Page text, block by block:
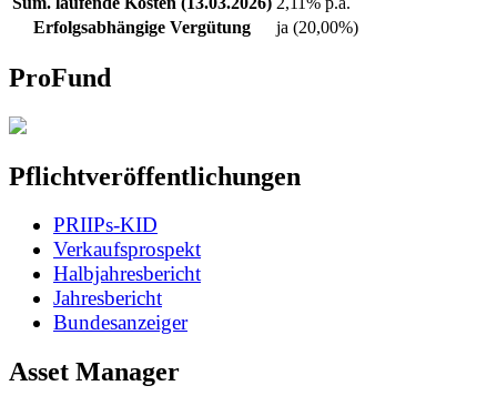
Erfolgsabhängige Vergütung
ja (20,00%)
ProFund
Pflichtveröffentlichungen
PRIIPs-KID
Verkaufsprospekt
Halbjahresbericht
Jahresbericht
Bundesanzeiger
Asset Manager